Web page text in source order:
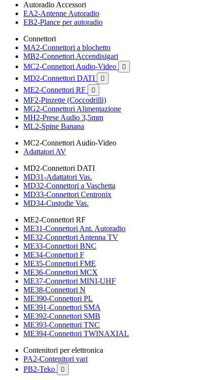
Autoradio Accessori
EA2-Antenne Autoradio
EB2-Plance per autoradio
Connettori
MA2-Connettori a blochetto
MB2-Connettori Accendisigari
MC2-Connettori Audio-Video

MD2-Connettori DATI 
ME2-Connettori RF 
MF2-Pinzette (Coccodrilli)
MG2-Connettori Alimentazione
MH2-Prese Audio 3,5mm
ML2-Spine Banana
MC2-Connettori Audio-Video
Adattatori AV
MD2-Connettori DATI
MD31-Adattatori Vas.
MD32-Connettori a Vaschetta
MD33-Connettori Centronix
MD34-Custodie Vas.
ME2-Connettori RF
ME31-Connettori Ant. Autoradio
ME32-Connettori Antenna TV
ME33-Connettori BNC
ME34-Connettori F
ME35-Connettori FME
ME36-Connettori MCX
ME37-Connettori MINI-UHF
ME38-Connettori N
ME390-Connettori PL
ME391-Connettori SMA
ME392-Connettori SMB
ME393-Connettori TNC
ME394-Connettori TWINAXIAL
Contenitori per elettronica
PA2-Contenitori vari
PB2-Teko
